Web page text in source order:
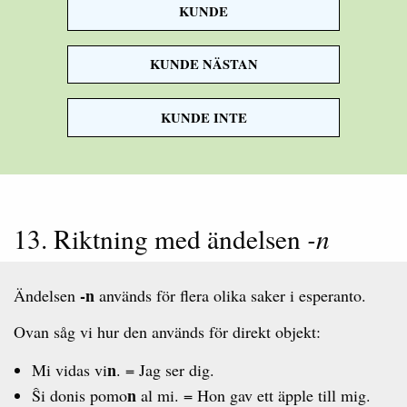
födelsedag
KUNDE
KUNDE NÄSTAN
KUNDE INTE
13. Riktning med ändelsen -n
Ändelsen -n används för flera olika saker i esperanto.
Ovan såg vi hur den används för direkt objekt:
Mi vidas vin. = Jag ser dig.
Ŝi donis pomon al mi. = Hon gav ett äpple till mig.